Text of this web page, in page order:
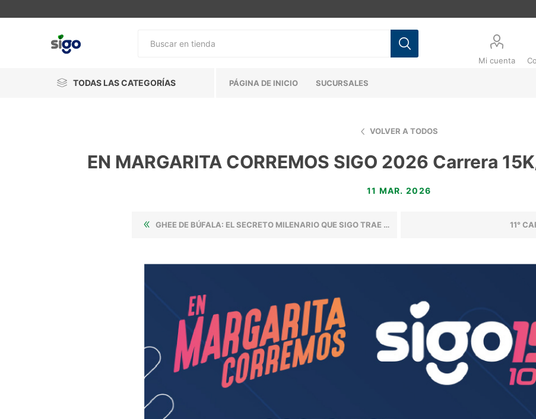
Mi cuenta
TODAS LAS CATEGORÍAS PÁGINA DE INICIO SUCURSALES
VOLVER A TODOS
EN MARGARITA CORREMOS SIGO 2026 Carrera
11 MAR. 2026
GHEE DE BÚFALA: EL SECRETO MILENARIO QUE SIGO TRAE A TU MESA 11°